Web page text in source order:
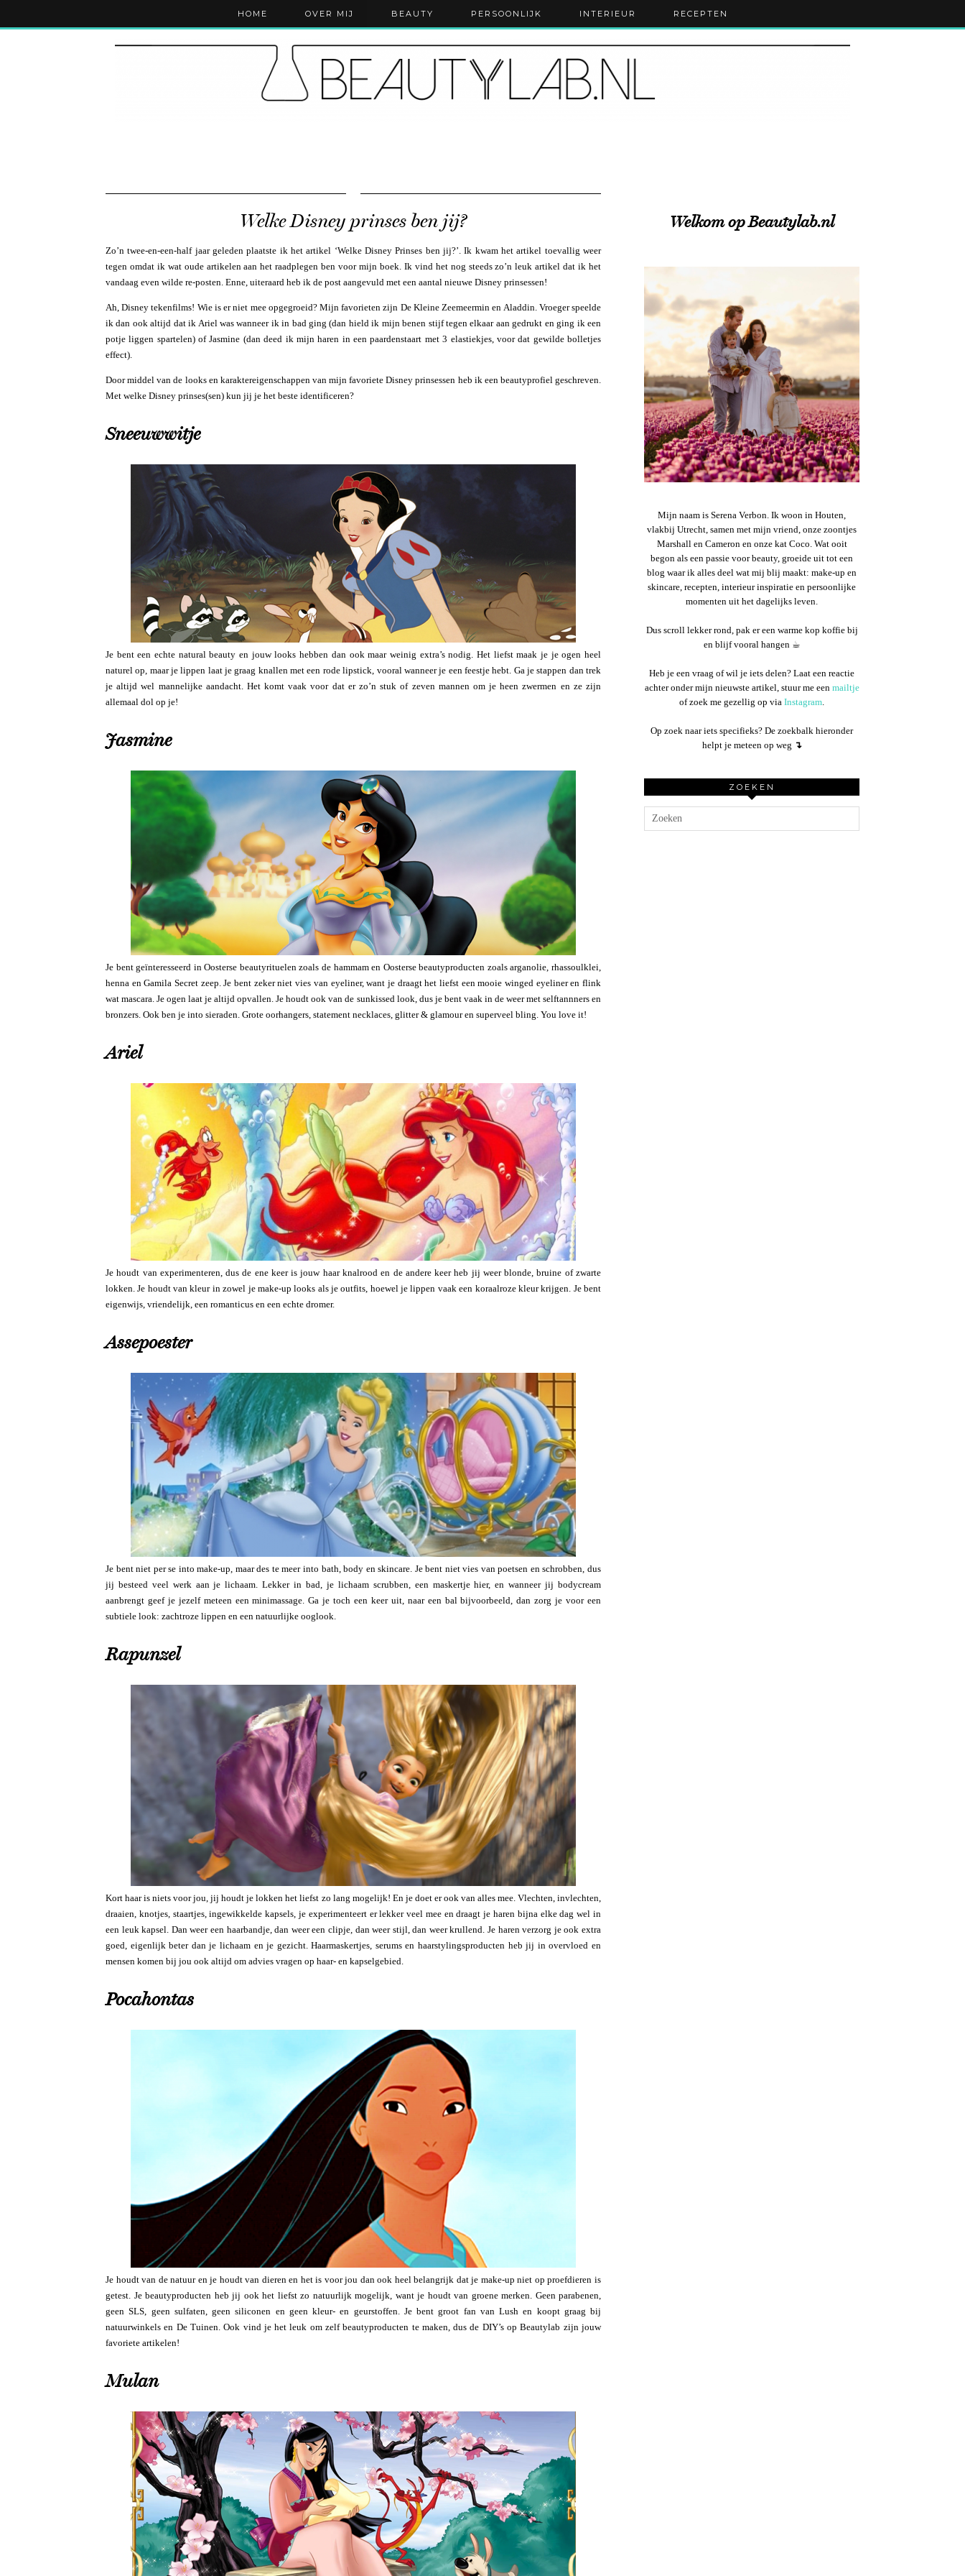
HOME OVER MIJ BEAUTY PERSOONLIJK INTERIEUR RECEPTEN
Welke Disney prinses ben jij?
Zo’n twee-en-een-half jaar geleden plaatste ik het artikel ‘Welke Disney Prinses ben jij?’. Ik kwam het artikel toevallig weer
tegen omdat ik wat oude artikelen aan het raadplegen ben voor mijn boek. Ik vind het nog steeds zo’n leuk artikel dat ik het
vandaag even wilde re-posten. Enne, uiteraard heb ik de post aangevuld met een aantal nieuwe Disney prinsessen!
Ah, Disney tekenfilms! Wie is er niet mee opgegroeid? Mijn favorieten zijn De Kleine Zeemeermin en Aladdin. Vroeger speelde
ik dan ook altijd dat ik Ariel was wanneer ik in bad ging (dan hield ik mijn benen stijf tegen elkaar aan gedrukt en ging ik een
potje liggen spartelen) of Jasmine (dan deed ik mijn haren in een paardenstaart met 3 elastiekjes, voor dat gewilde bolletjes
effect).
Door middel van de looks en karaktereigenschappen van mijn favoriete Disney prinsessen heb ik een beautyprofiel geschreven.
Met welke Disney prinses(sen) kun jij je het beste identificeren?
Sneeuwwitje
Je bent een echte natural beauty en jouw looks hebben dan ook maar weinig extra’s nodig. Het liefst maak je je ogen heel
naturel op, maar je lippen laat je graag knallen met een rode lipstick, vooral wanneer je een feestje hebt. Ga je stappen dan trek
je altijd wel mannelijke aandacht. Het komt vaak voor dat er zo’n stuk of zeven mannen om je heen zwermen en ze zijn
allemaal dol op je!
Jasmine
Je bent geïnteresseerd in Oosterse beautyrituelen zoals de hammam en Oosterse beautyproducten zoals arganolie, rhassoulklei,
henna en Gamila Secret zeep. Je bent zeker niet vies van eyeliner, want je draagt het liefst een mooie winged eyeliner en flink
wat mascara. Je ogen laat je altijd opvallen. Je houdt ook van de sunkissed look, dus je bent vaak in de weer met selftannners en
bronzers. Ook ben je into sieraden. Grote oorhangers, statement necklaces, glitter & glamour en superveel bling. You love it!
Ariel
Je houdt van experimenteren, dus de ene keer is jouw haar knalrood en de andere keer heb jij weer blonde, bruine of zwarte
lokken. Je houdt van kleur in zowel je make-up looks als je outfits, hoewel je lippen vaak een koraalroze kleur krijgen. Je bent
eigenwijs, vriendelijk, een romanticus en een echte dromer.
Assepoester
Je bent niet per se into make-up, maar des te meer into bath, body en skincare. Je bent niet vies van poetsen en schrobben, dus
jij besteed veel werk aan je lichaam. Lekker in bad, je lichaam scrubben, een maskertje hier, en wanneer jij bodycream
aanbrengt geef je jezelf meteen een minimassage. Ga je toch een keer uit, naar een bal bijvoorbeeld, dan zorg je voor een
subtiele look: zachtroze lippen en een natuurlijke ooglook.
Rapunzel
Kort haar is niets voor jou, jij houdt je lokken het liefst zo lang mogelijk! En je doet er ook van alles mee. Vlechten, invlechten,
draaien, knotjes, staartjes, ingewikkelde kapsels, je experimenteert er lekker veel mee en draagt je haren bijna elke dag wel in
een leuk kapsel. Dan weer een haarbandje, dan weer een clipje, dan weer stijl, dan weer krullend. Je haren verzorg je ook extra
goed, eigenlijk beter dan je lichaam en je gezicht. Haarmaskertjes, serums en haarstylingsproducten heb jij in overvloed en
mensen komen bij jou ook altijd om advies vragen op haar- en kapselgebied.
Pocahontas
Je houdt van de natuur en je houdt van dieren en het is voor jou dan ook heel belangrijk dat je make-up niet op proefdieren is
getest. Je beautyproducten heb jij ook het liefst zo natuurlijk mogelijk, want je houdt van groene merken. Geen parabenen,
geen SLS, geen sulfaten, geen siliconen en geen kleur- en geurstoffen. Je bent groot fan van Lush en koopt graag bij
natuurwinkels en De Tuinen. Ook vind je het leuk om zelf beautyproducten te maken, dus de DIY’s op Beautylab zijn jouw
favoriete artikelen!
Mulan
Welkom op Beautylab.nl
Mijn naam is Serena Verbon. Ik woon in Houten,
vlakbij Utrecht, samen met mijn vriend, onze zoontjes
Marshall en Cameron en onze kat Coco. Wat ooit
begon als een passie voor beauty, groeide uit tot een
blog waar ik alles deel wat mij blij maakt: make-up en
skincare, recepten, interieur inspiratie en persoonlijke
momenten uit het dagelijks leven.
Dus scroll lekker rond, pak er een warme kop koffie bij
en blijf vooral hangen ☕︎
Heb je een vraag of wil je iets delen? Laat een reactie
achter onder mijn nieuwste artikel, stuur me een mailtje
of zoek me gezellig op via Instagram.
Op zoek naar iets specifieks? De zoekbalk hieronder
helpt je meteen op weg ↴
ZOEKEN